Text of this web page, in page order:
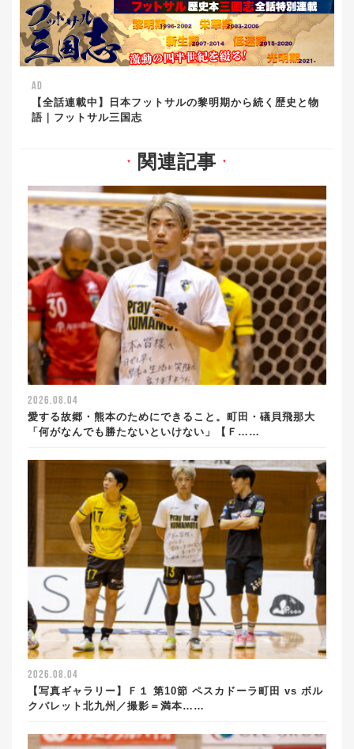
AD
【全話連載中】日本フットサルの黎明期から続く歴史と物
語｜フットサル三国志
▼ 関連記事 ▼
2026.08.04
愛する故郷・熊本のためにできること。町田・礒貝飛那大
「何がなんでも勝たないといけない」【Ｆ……
2026.08.04
【写真ギャラリー】Ｆ１ 第10節 ペスカドーラ町田 vs ボル
クバレット北九州／撮影＝満本……